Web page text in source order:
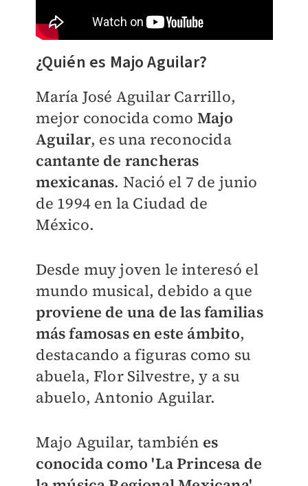
¿Quién es Majo Aguilar?
María José Aguilar Carrillo,
mejor conocida como Majo
Aguilar, es una reconocida
cantante de rancheras
mexicanas. Nació el 7 de junio
de 1994 en la Ciudad de
México.
Desde muy joven le interesó el
mundo musical, debido a que
proviene de una de las familias
más famosas en este ámbito,
destacando a figuras como su
abuela, Flor Silvestre, y a su
abuelo,Antonio Aguilar.
Majo Aguilar, también es
conocida como 'La Princesa de